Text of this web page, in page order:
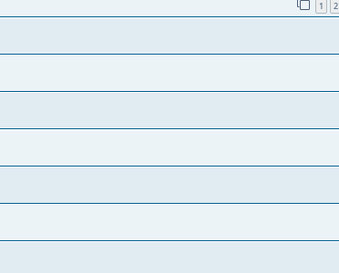
1 2